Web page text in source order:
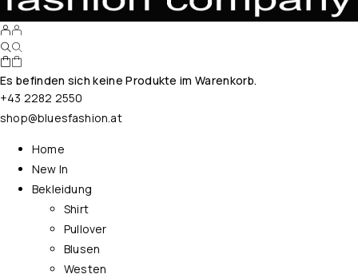
Es befinden sich keine Produkte im Warenkorb.
+43 2282 2550
shop@bluesfashion.at
Home
New In
Bekleidung
Shirt
Pullover
Blusen
Westen